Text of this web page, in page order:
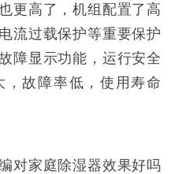
更高了，机组配置了高
流过载保护等重要保护
障显示功能，运行安全
故障率低，使用寿命
家庭除湿器效果好吗